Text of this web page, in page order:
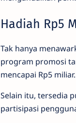
Hadiah Rp5
Tak hanya
program promosi
mencapai Rp5 miliar.
Selain itu, tersedia
partisipasi